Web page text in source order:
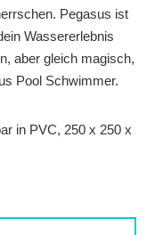
Pegasus ist
Wassererlebnis
aber gleich magisch,
Pool Schwimmer.
in PVC, 250 x 250 x